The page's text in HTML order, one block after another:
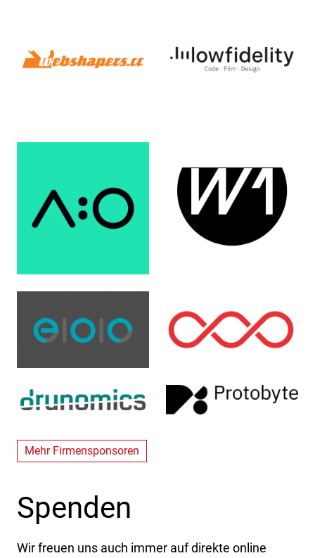
Mehr Firmensponsoren
Spenden
Wir freuen uns auch immer auf direkte online